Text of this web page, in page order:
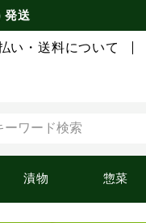
発送
い・送料について
漬物 惣菜